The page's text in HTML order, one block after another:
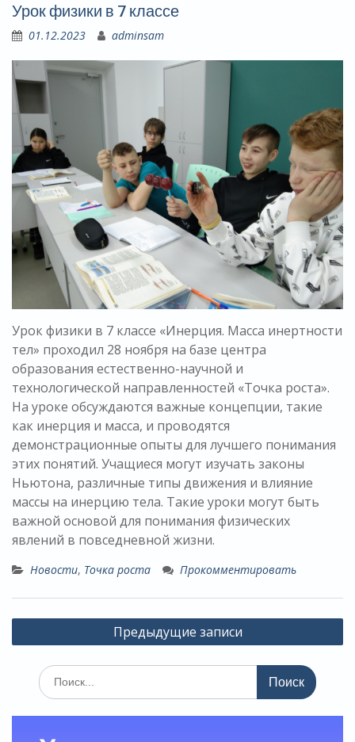
Урок физики в 7 классе
01.12.2023 adminsam
Урок физики в 7 классе «Инерция. Масса инертности
тел» проходил 28 ноября на базе центра
образования естественно-научной и
технологической направленностей «Точка роста».
На уроке обсуждаются важные концепции, такие
как инерция и масса, и проводятся
демонстрационные опыты для лучшего понимания
этих понятий. Учащиеся могут изучать законы
Ньютона, различные типы движения и влияние
массы на инерцию тела. Такие уроки могут быть
важной основой для понимания физических
явлений в повседневной жизни.
Новости, Точка роста Прокомментировать
Навигация
по
записям
Предыдущие записи
Поиск
по: